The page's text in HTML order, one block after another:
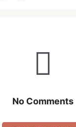
No Comments